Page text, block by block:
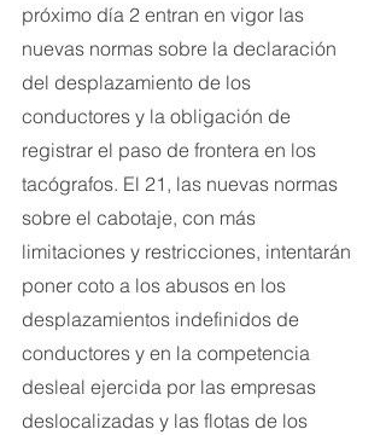
próximo día 2 entran en vigor las
nuevas normas sobre la declaración
del desplazamiento de los
conductores y la obligación de
registrar el paso de frontera en los
tacógrafos. El 21, las nuevas normas
sobre el cabotaje, con más
limitaciones y restricciones, intentarán
poner coto a los abusos en los
desplazamientos indefinidos de
conductores y en la competencia
desleal ejercida por las empresas
deslocalizadas y las flotas de los